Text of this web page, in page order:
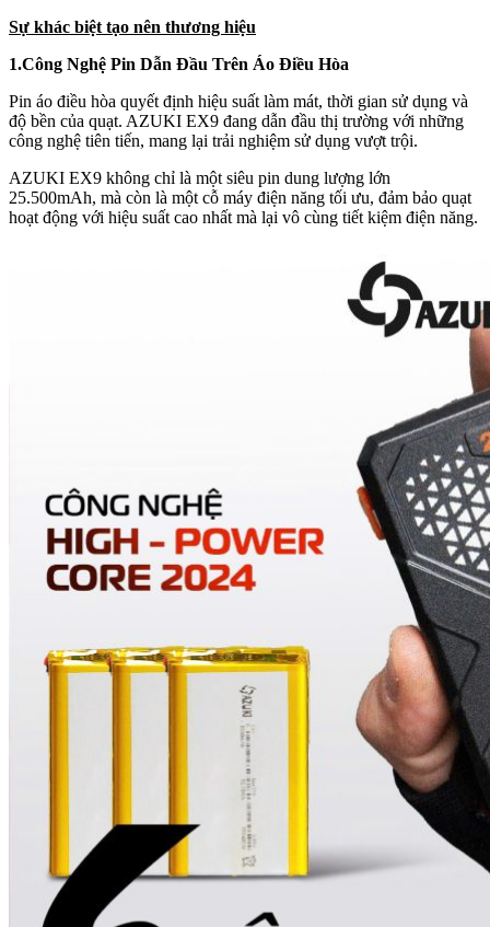
Sự khác biệt tạo nên thương hiệu
1.Công Nghệ Pin Dẫn Đầu Trên Áo Điều Hòa
Pin áo điều hòa quyết định hiệu suất làm mát, thời gian sử dụng và
độ bền của quạt. AZUKI EX9 đang dẫn đầu thị trường với những
công nghệ tiên tiến, mang lại trải nghiệm sử dụng vượt trội.
AZUKI EX9 không chỉ là một siêu pin dung lượng lớn
25.500mAh, mà còn là một cỗ máy điện năng tối ưu, đảm bảo quạt
hoạt động với hiệu suất cao nhất mà lại vô cùng tiết kiệm điện năng.